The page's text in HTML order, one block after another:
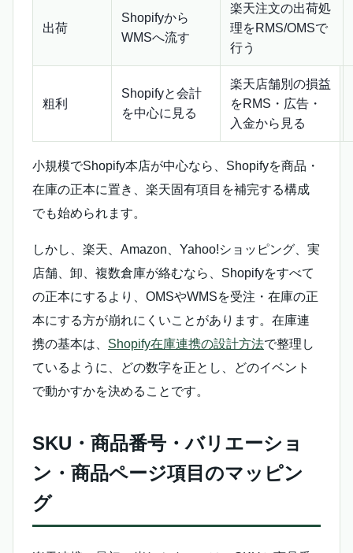
出荷
Shopifyから
WMSへ流す
楽天注文の出荷処
理をRMS/OMSで
行う
粗利
Shopifyと会計
を中心に見る
楽天店舗別の損益
をRMS・広告・
入金から見る
小規模でShopify本店が中心なら、Shopifyを商品・
在庫の正本に置き、楽天固有項目を補完する構成
でも始められます。
しかし、楽天、Amazon、Yahoo!ショッピング、実
店舗、卸、複数倉庫が絡むなら、Shopifyをすべて
の正本にするより、OMSやWMSを受注・在庫の正
本にする方が崩れにくいことがあります。在庫連
携の基本は、 Shopify在庫連携の設計方法で整理し
ているように、どの数字を正とし、どのイベント
で動かすかを決めることです。
SKU・商品番号・バリエーショ
ン・商品ページ項目のマッピン
グ